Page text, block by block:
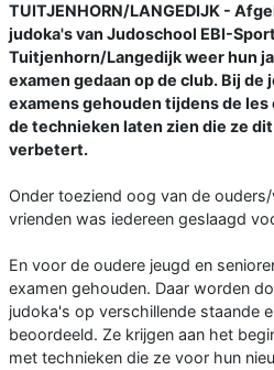
TUITJENHORN/LANGEDIJK -
judoka's van Judoschool EBI-
Tuitjenhorn/Langedijk weer hun
examen gedaan op de club. Bij
examens gehouden tijdens de les
de technieken laten zien die ze
verbetert.
Onder toeziend oog van de
vrienden was iedereen geslaagd
En voor de oudere jeugd en
examen gehouden. Daar worden
judoka's op verschillende staande
beoordeeld. Ze krijgen aan het
met technieken die ze voor hun